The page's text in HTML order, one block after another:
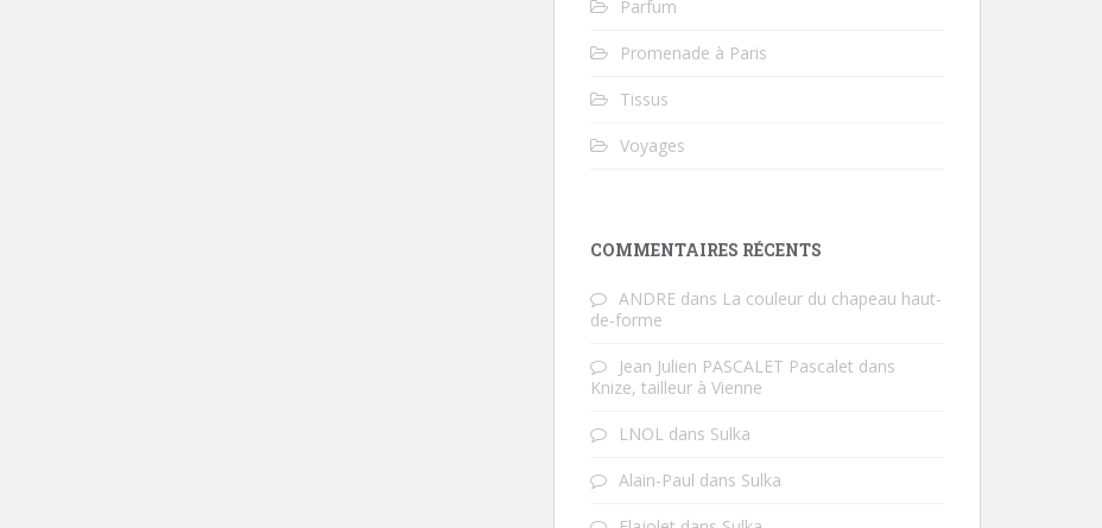
Parfum
Promenade à Paris
Tissus
Voyages
COMMENTAIRES RÉCENTS
ANDRE dans La couleur du chapeau haut-
de-forme
Jean Julien PASCALET Pascalet dans
Knize, tailleur à Vienne
LNOL dans Sulka
Alain-Paul dans Sulka